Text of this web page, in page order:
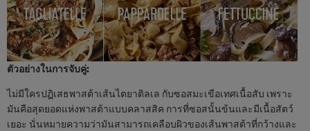
ตัวอย่างในการจับคู่:
ไม่มีใครปฏิเสธพาสต้าเส้นไตยาติลเล กับซอสมะเขือเทศเนื้อสับ เพราะ
มันคือสุดยอดแห่งพาสต้าแบบคลาสสิค การที่ซอสนั้นข้นและมีเนื้อสัตว์
เยอะ นั่นหมายความว่ามันสามารถเคลือบผิวของเส้นพาสต้าที่กว้างและ